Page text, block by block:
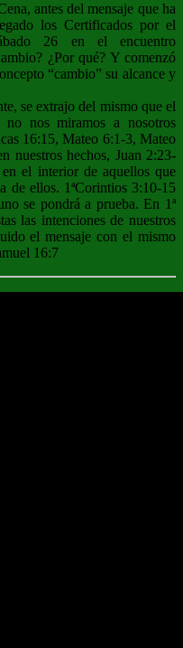
antes del mensaje que ha
los Certificados por el
26 en el encuentro
¿Por qué? Y comenzó
“cambio” su alcance y
se extrajo del mismo que el
nos miramos a nosotros
16:15, Mateo 6:1-3, Mateo
nuestros hechos, Juan 2:23-
el interior de aquellos que
de ellos. 1ªCorintios 3:10-15
se pondrá a prueba. En 1ª
las intenciones de nuestros
el mensaje con el mismo
16:7